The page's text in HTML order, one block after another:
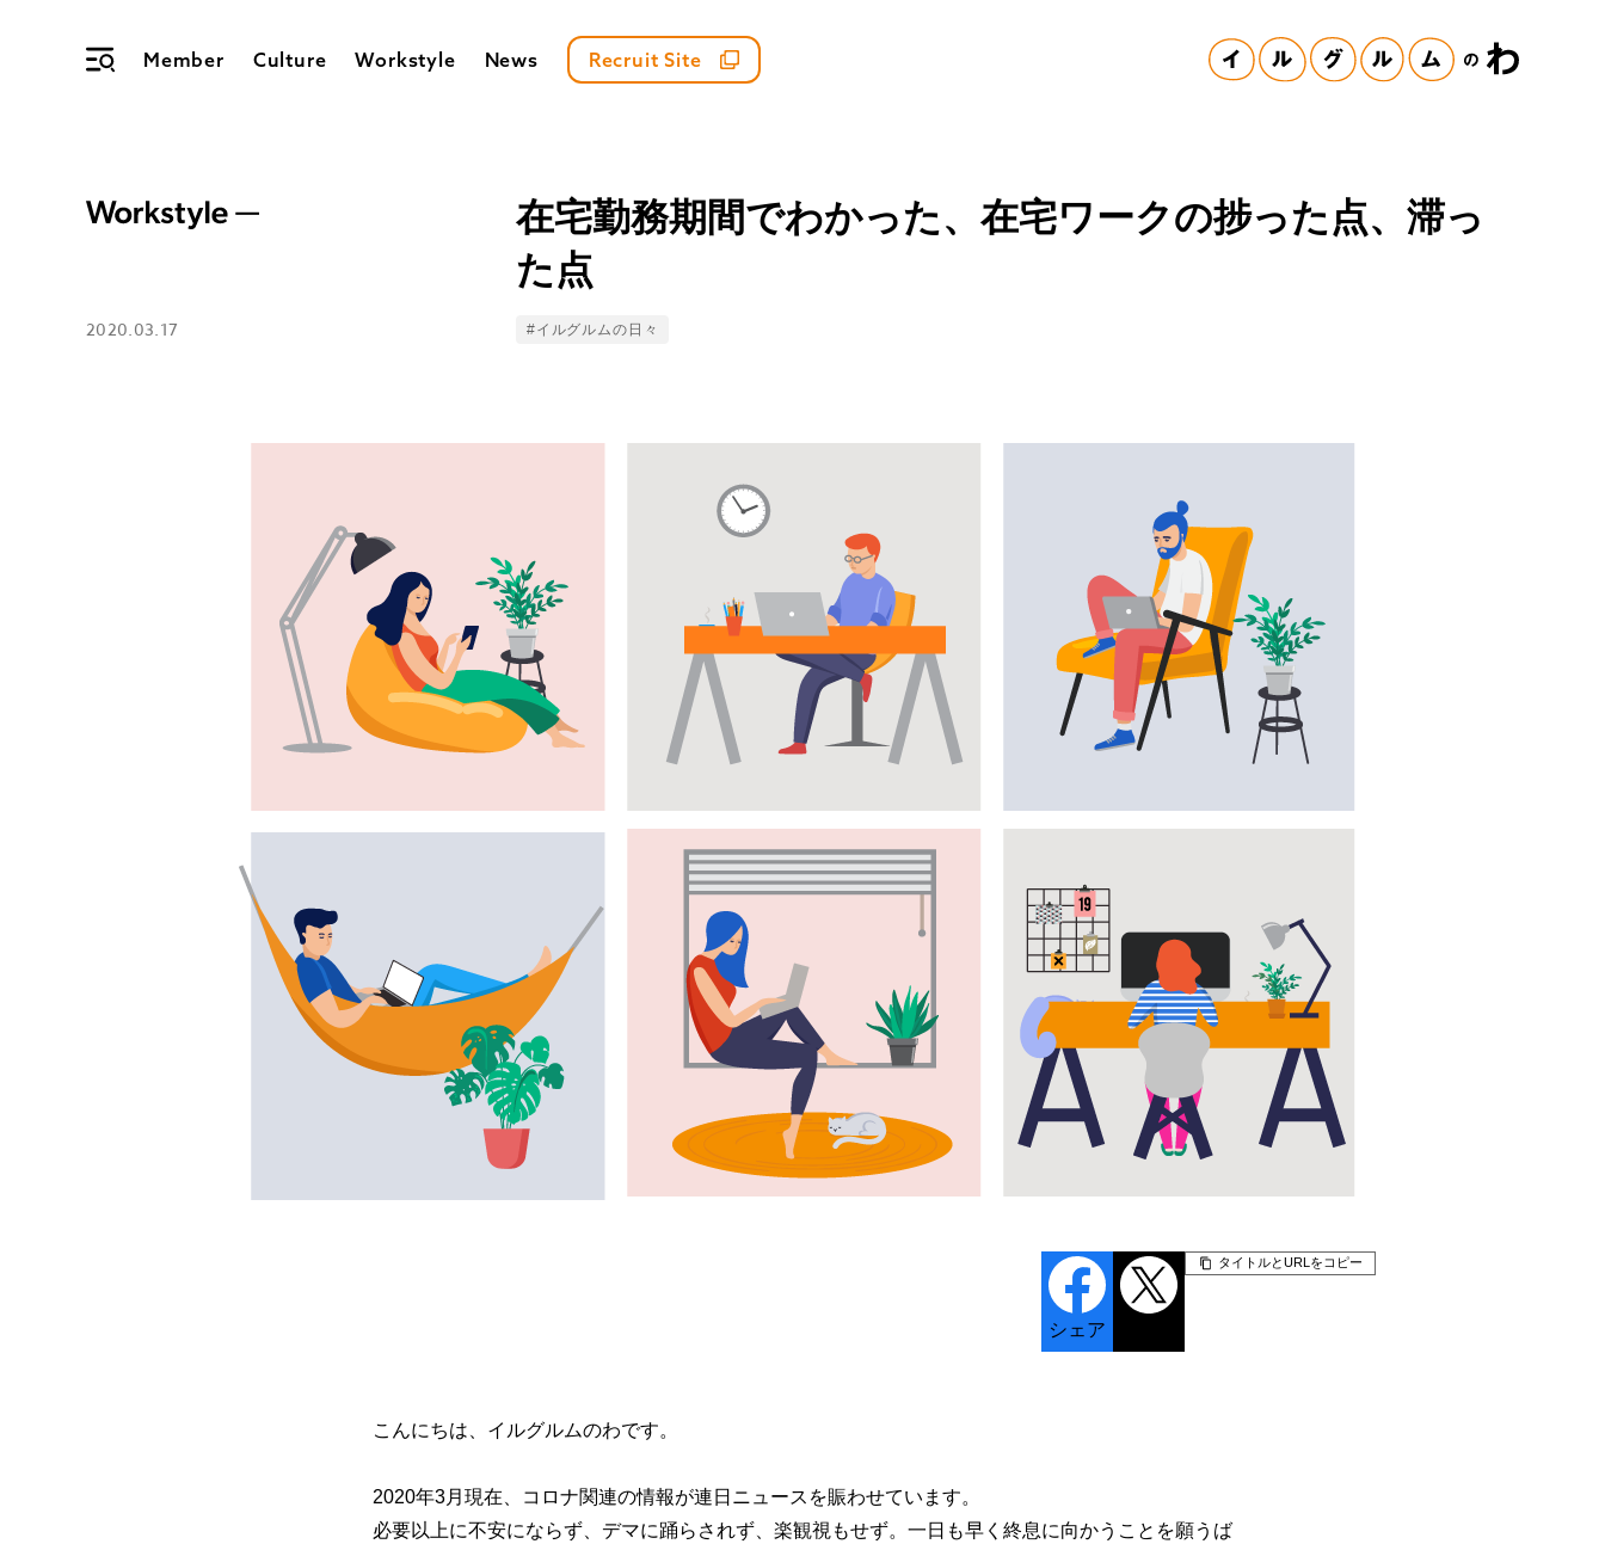
Member Culture Workstyle News Recruit Site
在宅勤務期間でわかった、在宅ワークの捗った点、滞っ
た点
Tags
#イルグルムの日々
2020.03.17
シェア
タイトルとURLをコピー
こんにちは、イルグルムのわです。
2020年3月現在、コロナ関連の情報が連日ニュースを賑わせています。
必要以上に不安にならず、デマに踊らされず、楽観視もせず。一日も早く終息に向かうことを願うば